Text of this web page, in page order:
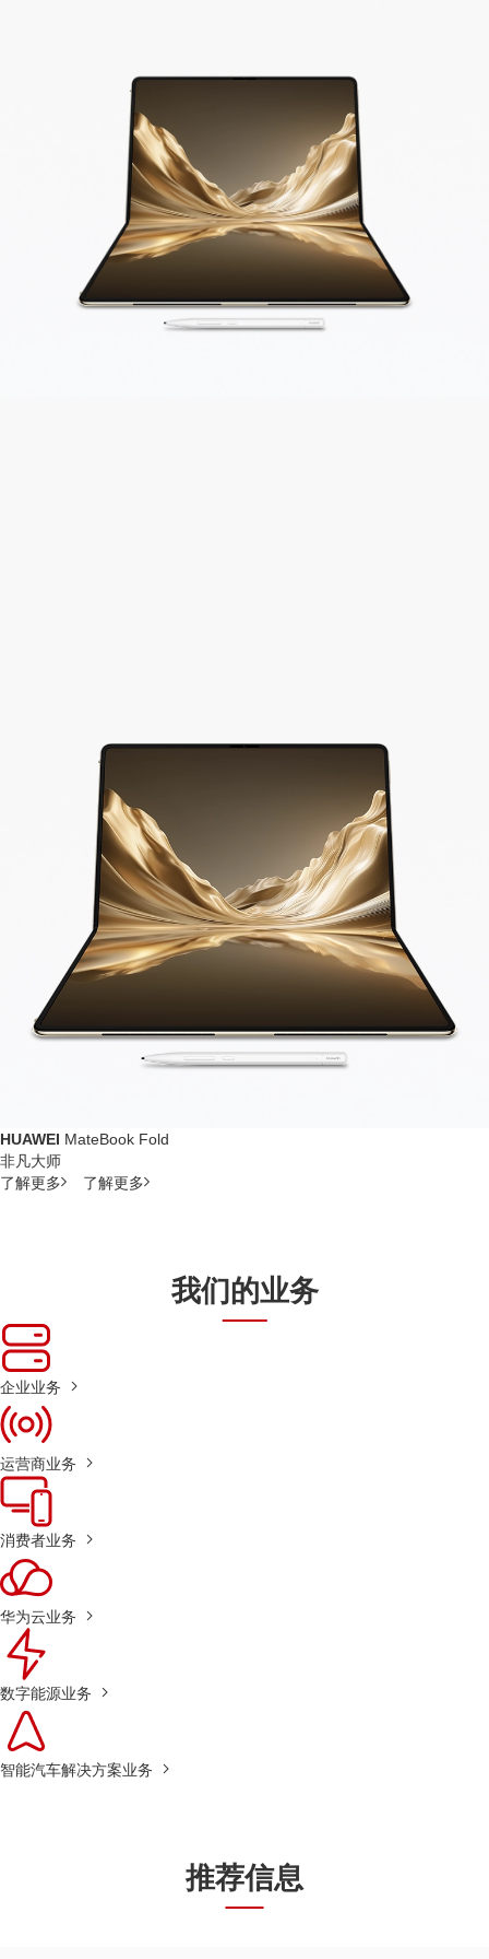
HUAWEI MateBook Fold
非凡大师
了解更多
了解更多
我们的业务
企业业务
运营商业务
消费者业务
华为云业务
数字能源业务
智能汽车解决方案业务
推荐信息